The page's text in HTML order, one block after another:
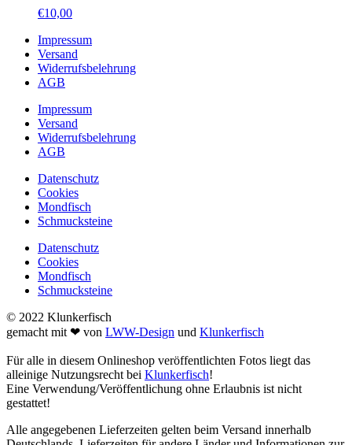
€10,00
Impressum
Versand
Widerrufsbelehrung
AGB
Impressum
Versand
Widerrufsbelehrung
AGB
Datenschutz
Cookies
Mondfisch
Schmucksteine
Datenschutz
Cookies
Mondfisch
Schmucksteine
© 2022 Klunkerfisch
gemacht mit ❤ von LWW-Design und Klunkerfisch
Für alle in diesem Onlineshop veröffentlichten Fotos liegt das
alleinige Nutzungsrecht bei Klunkerfisch!
Eine Verwendung/Veröffentlichung ohne Erlaubnis ist nicht
gestattet!
Alle angegebenen Lieferzeiten gelten beim Versand innerhalb